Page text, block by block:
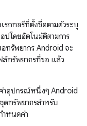
รกทอรีที่ตั้งชื่อตามตัวระบุ
โดยอัตโนมัติตามการ
ทรัพยากร Android จะ
ล์ทรัพยากรที่ขอ แล้ว
าอุปกรณ์หนึ่งๆ Android
ดทรัพยากรสำหรับ
ำหนดค่า